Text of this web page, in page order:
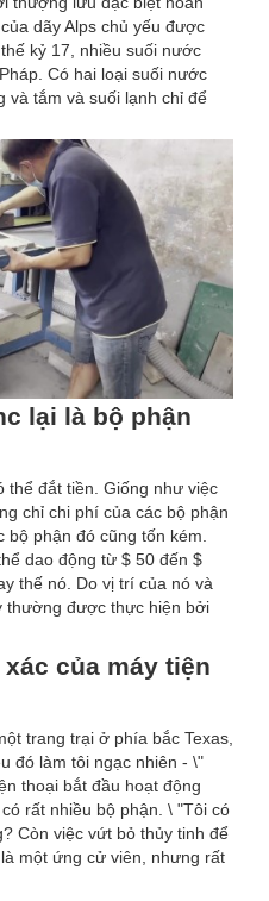
dãy Alps chủ yếu được
kỷ 17, nhiều suối nước
Có hai loại suối nước
và tắm và suối lạnh chỉ để
lại là bộ phận
thể đắt tiền. Giống như việc
chỉ chi phí của các bộ phận
bộ phận đó cũng tốn kém.
dao động từ $ 50 đến $
thế nó. Do vị trí của nó và
thường được thực hiện bởi
của máy tiện
trang trại ở phía bắc Texas,
đó làm tôi ngạc nhiên - \"
thoại bắt đầu hoạt động
rất nhiều bộ phận. \ "Tôi có
Còn việc vứt bỏ thủy tinh để
một ứng cử viên, nhưng rất